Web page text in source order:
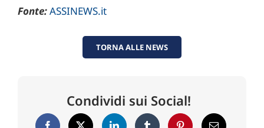
Fonte:ASSINEWS.it
TORNA ALLE NEWS
Condividi sui Social!